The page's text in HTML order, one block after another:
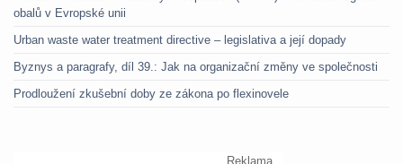
obalů v Evropské unii
Urban waste water treatment directive – legislativa a její dopady
Byznys a paragrafy, díl 39.: Jak na organizační změny ve společnosti
Prodloužení zkušební doby ze zákona po flexinovele